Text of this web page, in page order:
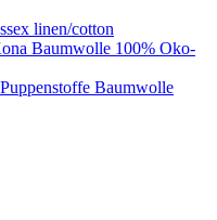
linen/cotton
Baumwolle 100% Oko-
Baumwolle